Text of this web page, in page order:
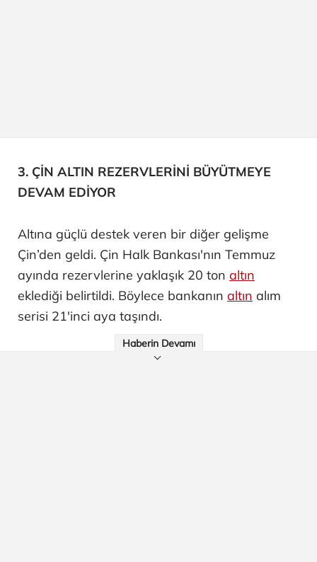
3. ÇİN ALTIN REZERVLERİNİ BÜYÜTMEYE
DEVAM EDİYOR
Altına güçlü destek veren bir diğer gelişme
Çin’den geldi. Çin Halk Bankası'nın Temmuz
ayında rezervlerine yaklaşık 20 ton altın
eklediği belirtildi. Böylece bankanın altın alım
serisi 21'inci aya taşındı.
Haberin Devamı